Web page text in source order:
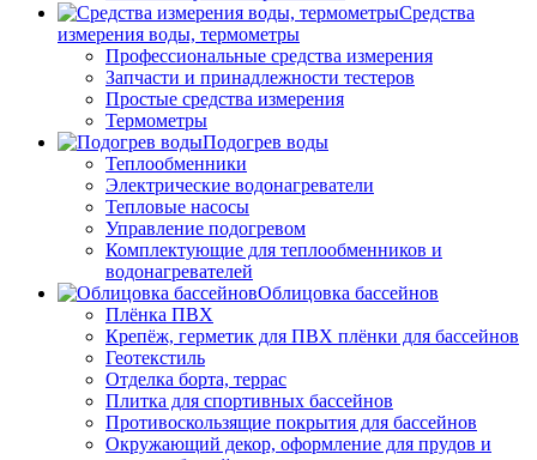
Средства
измерения воды, термометры
Профессиональные средства измерения
Запчасти и принадлежности тестеров
Простые средства измерения
Термометры
Подогрев воды
Теплообменники
Электрические водонагреватели
Тепловые насосы
Управление подогревом
Комплектующие для теплообменников и
водонагревателей
Облицовка бассейнов
Плёнка ПВХ
Крепёж, герметик для ПВХ плёнки для бассейнов
Геотекстиль
Отделка борта, террас
Плитка для спортивных бассейнов
Противоскользящие покрытия для бассейнов
Окружающий декор, оформление для прудов и